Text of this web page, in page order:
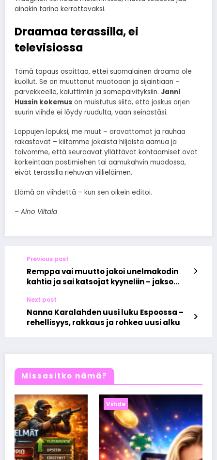
ainakin tarina kerrottavaksi.
Draamaa terassilla, ei
televisiossa
Tämä tapaus osoittaa, ettei suomalainen draama ole
kuollut. Se on muuttanut muotoaan ja sijaintiaan –
parvekkeelle, kaiuttimiin ja somepäivityksiin. Janni
Hussin kokemus on muistutus siitä, että joskus arjen
suurin viihde ei löydy ruudulta, vaan seinästäsi.
Loppujen lopuksi, me muut – oravattomat ja rauhaa
rakastavat – kiitämme jokaista hiljaista aamua ja
toivomme, että seuraavat yllättävät kohtaamiset ovat
korkeintaan postimiehen tai aamukahvin muodossa,
eivät terassilla riehuvan villieläimen.
Elämä on viihdettä – kun sen oikein editoi.
– Aino Viitala
Previous post
Remppa vai muutto jakoi unelmakodin
kahtia ja sai katsojat kyyneliin – jakso
Next post
Nanna Karalahden uusi luku Espoossa –
rehellisyys, rakkaus ja rohkea uusi alku
Missasitko nämä?
Viihde